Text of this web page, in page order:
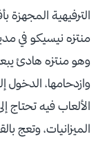
الترفيهية المجهزة
منتزه نيسيكو في
وهو منتزه هادئ
وازدحامها، الدخول
الألعاب فيه تحتاج
الميزانيات، وتعج